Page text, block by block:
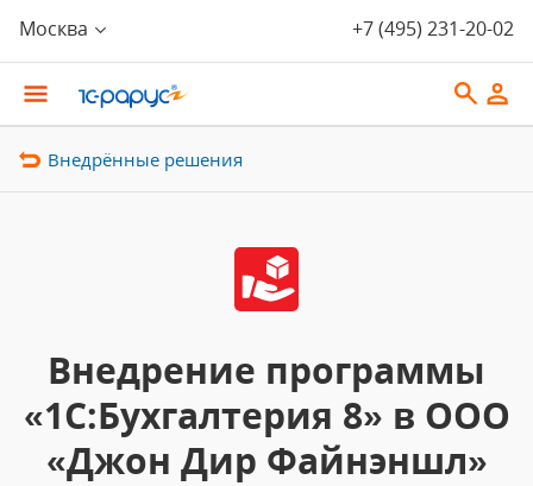
Москва +7 (495) 231-20-02
Внедрённые решения
Внедрение программы
«1С:Бухгалтерия 8» в ООО
«Джон Дир Файнэншл»